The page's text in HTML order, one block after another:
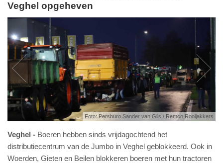
Veghel opgeheven
Foto: Persburo Sander van Gils / Remco Rooijakkers
Veghel
Boeren hebben sinds vrijdagochtend het
distributiecentrum van de Jumbo in Veghel geblokkeerd. Ook in
Woerden, Gieten en Beilen blokkeren boeren met hun tractoren